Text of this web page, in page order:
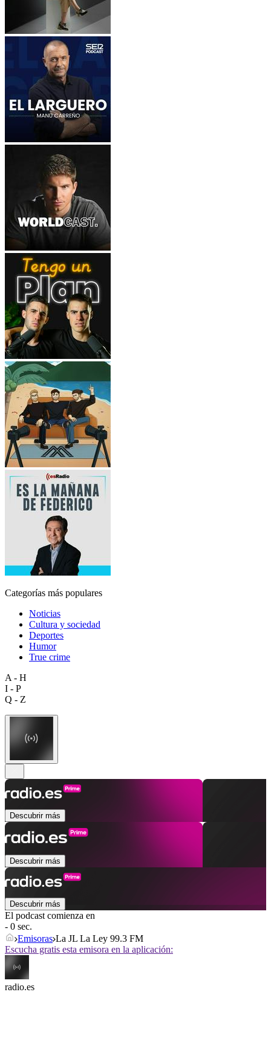
Categorías más populares
Noticias
Cultura y sociedad
Deportes
Humor
True crime
A - H
I - P
Q - Z
Descubrir más
Descubrir más
Descubrir más
El podcast comienza en
- 0 sec.
Emisoras La JL La Ley 99.3 FM
Escucha gratis esta emisora en la aplicación:
radio.es